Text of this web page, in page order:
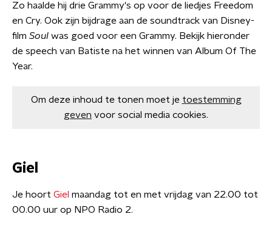
Zo haalde hij drie Grammy's op voor de liedjes Freedom
en Cry. Ook zijn bijdrage aan de soundtrack van Disney-
film Soul was goed voor een Grammy. Bekijk hieronder
de speech van Batiste na het winnen van Album Of The
Year.
Om deze inhoud te tonen moet je toestemming
geven voor social media cookies.
Giel
Je hoort Giel maandag tot en met vrijdag van 22.00 tot
00.00 uur op NPO Radio 2.